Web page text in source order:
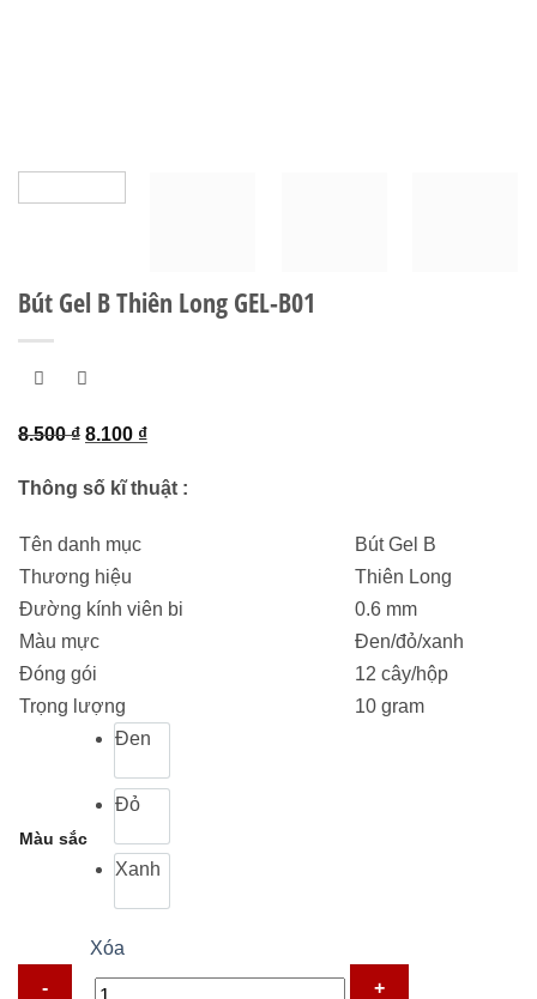
Bút Gel B Thiên Long GEL-B01
8.500₫ Giá
là:
8.100 ₫Giá
tại
Thông số kĩ thuật :
Tên danh mục
Bút Gel B
Thương hiệu
Thiên Long
Đường kính viên bi
0.6 mm
Màu mực
Đen/đỏ/xanh
Đóng gói
12 cây/hộp
Trọng lượng
10 gram
Màu sắc
Đen
Đỏ
Xanh
Xóa